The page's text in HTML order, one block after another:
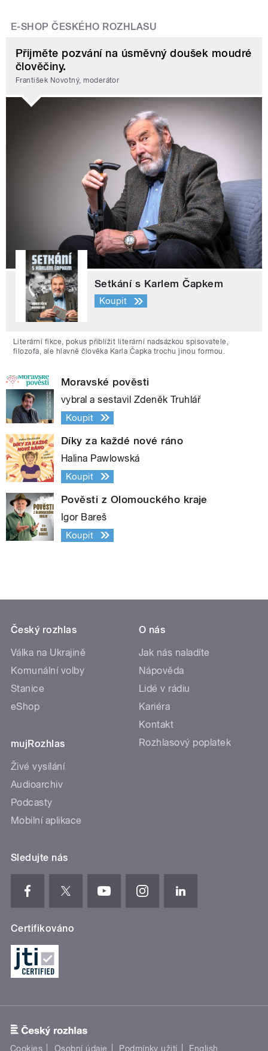
E-SHOP ČESKÉHO ROZHLASU
Přijměte pozvání na úsměvný doušek moudré
člověčiny.
František Novotný, moderátor
Setkání s Karlem Čapkem
Koupit
Literární fikce, pokus přiblížit literární nadsázkou spisovatele,
filozofa, ale hlavně člověka Karla Čapka trochu jinou formou.
Moravské pověsti
vybral a sestavil Zdeněk Truhlář
Koupit
Díky za každé nové ráno
Halina Pawlowská
Koupit
Pověsti z Olomouckého kraje
Igor Bareš
Koupit
Český rozhlas
Válka na Ukrajině
Komunální volby
Stanice
eShop
mujRozhlas
Živé vysílání
Audioarchiv
Podcasty
Mobilní aplikace
O nás
Jak nás naladíte
Nápověda
Lidé v rádiu
Kariéra
Kontakt
Rozhlasový poplatek
Sledujte nás
Certifikováno
Cookies Osobní údaje Podmínky užití English